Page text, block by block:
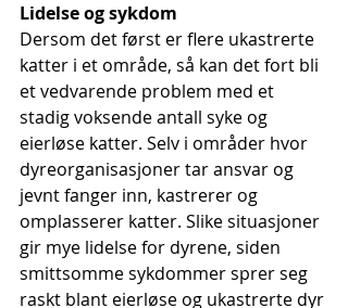
Lidelse og sykdom
Dersom det først er flere ukastrerte
katter i et område, så kan det fort bli
et vedvarende problem med et
stadig voksende antall syke og
eierløse katter. Selv i områder hvor
dyreorganisasjoner tar ansvar og
jevnt fanger inn, kastrerer og
omplasserer katter. Slike situasjoner
gir mye lidelse for dyrene, siden
smittsomme sykdommer sprer seg
raskt blant eierløse og ukastrerte dyr